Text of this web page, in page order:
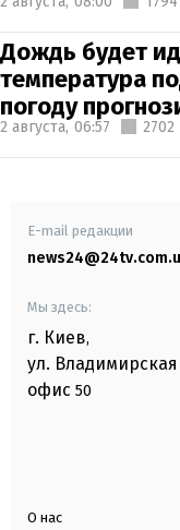
Дождь будет
температура
погоду
2 августа, 06:57 2702
E-mail редакции
Мы здесь:
г. Киев,
ул. Владимирская
офис 50
О нас